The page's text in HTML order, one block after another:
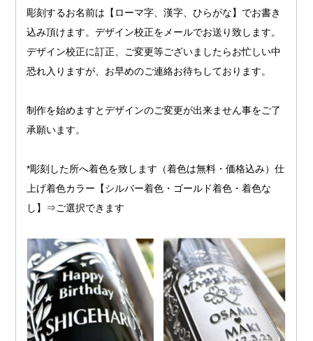
彫刻するお名前は【ローマ字、漢字、ひらがな】でお書き
込み頂けます。デザイン校正をメールでお送り致します。
デザイン校正に訂正、ご変更等ございましたらお忙しい中
恐れ入りますが、お早めのご連絡お待ちしております。
制作を始めますとデザインのご変更が出来ません事をご了
承願います。
*彫刻した所へ着色を致します（着色は無料・価格込み）仕
上げ着色カラー【シルバー着色・ゴールド着色・着色な
し】⇒ご選択できます